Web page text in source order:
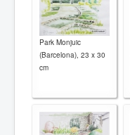
Park Monjuic
(Barcelona), 23 x 30
cm